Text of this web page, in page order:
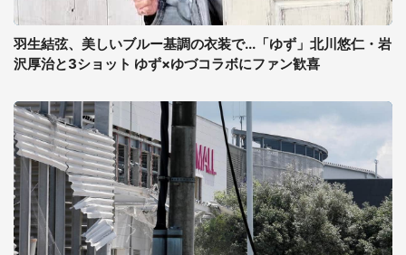
羽生結弦、美しいブルー基調の衣装で...「ゆず」北川悠仁・岩
沢厚治と3ショット ゆず×ゆづコラボにファン歓喜